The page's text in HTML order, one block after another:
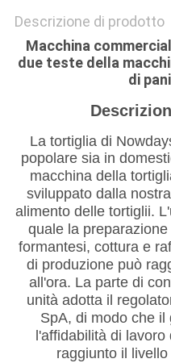
Descrizione di prodotto
Macchina
due teste della
di
La tortiglia di
popolare sia in
macchina della
sviluppato dalla
alimento delle tortiglii.
quale la
formantesi, cottura e
di produzione può
all'ora. La parte di
unità adotta il
SpA, di modo che
l'affidabilità di
raggiunto il